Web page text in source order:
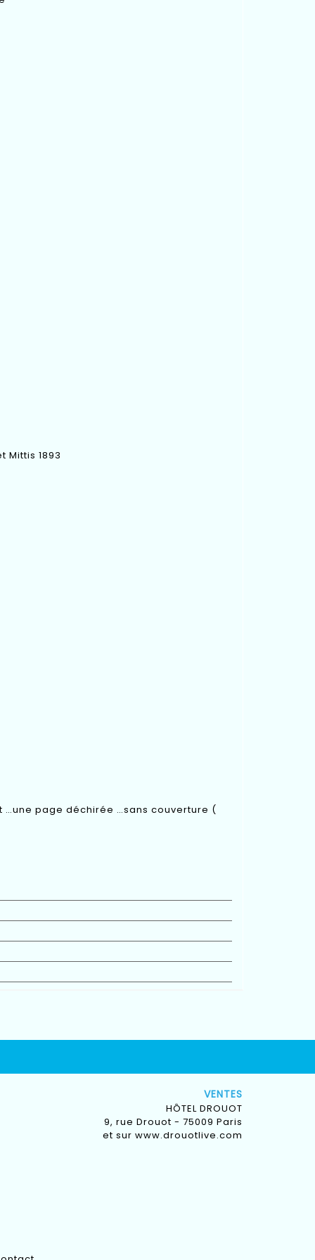
Mittis 1893
…une page déchirée …sans couverture (
VENTES
HÔTEL DROUOT
9, rue Drouot - 75009 Paris
et sur www.drouotlive.com